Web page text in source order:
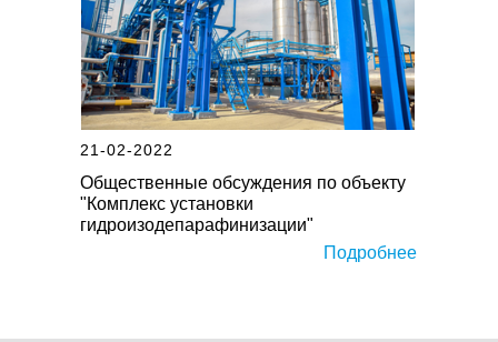
Общественные обсуждения по объекту
"Комплекс установки
гидроизодепарафинизации"
Подробнее
21-02-2022